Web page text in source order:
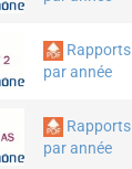
Rapports
par année
Rapports
par année